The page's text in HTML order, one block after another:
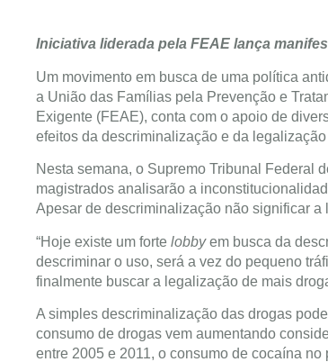
Iniciativa liderada pela FEAE lança
Um movimento em busca de uma política
a União das Famílias pela Prevenção e
Exigente (FEAE), conta com o apoio de
efeitos da descriminalização e da
Nesta semana, o Supremo Tribunal Federal
magistrados analisarão a
Apesar de descriminalização não significar
“Hoje existe um forte lobbyem busca da
descriminar o uso, será a vez do pequeno
finalmente buscar a legalização de mais
A simples descriminalização das drogas
consumo de drogas vem aumentando
entre 2005 e 2011, o consumo de cocaína